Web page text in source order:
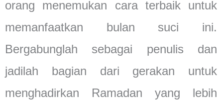
orang menemukan cara terbaik untuk
memanfaatkan bulan suci ini.
Bergabunglah sebagai penulis dan
jadilah bagian dari gerakan untuk
menghadirkan Ramadan yang lebih